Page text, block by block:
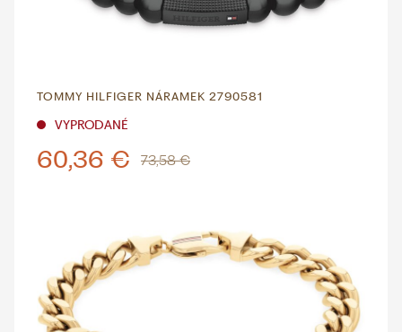
TOMMY HILFIGER NÁRAMEK 2790581
VYPRODANÉ
60,36 € 73,58 €